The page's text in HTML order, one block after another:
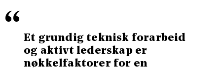
“ Et grundig teknisk forarbeid
og aktivt lederskap er
nøkkelfaktorer for en